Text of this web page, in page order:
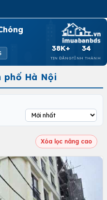
38K+
TIN ĐĂNG
34
TỈNH THÀNH
phố Hà Nội
Xóa lọc nâng cao